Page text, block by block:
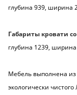
глубина 939, ширина
Габариты кровати
глубина 1239,
Мебель выполнена из
экологически